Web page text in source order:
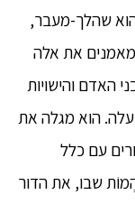
שהלך-מעבר,
את אלה
האדם והישויות
הוא מגלה את
עם כלל
שבו, את הדור